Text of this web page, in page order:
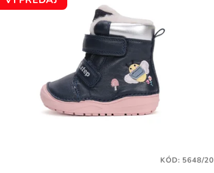
KÓD: 5648/20